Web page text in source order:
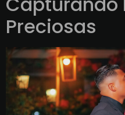
Preciosas